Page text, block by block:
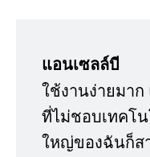
แอนเซลล์บี
ใช้งานง่ายมา
ที่ไม่ชอบเทคโ
ใหญ่ของฉันก็ส